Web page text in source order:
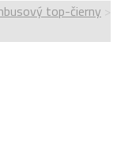
top-čierny